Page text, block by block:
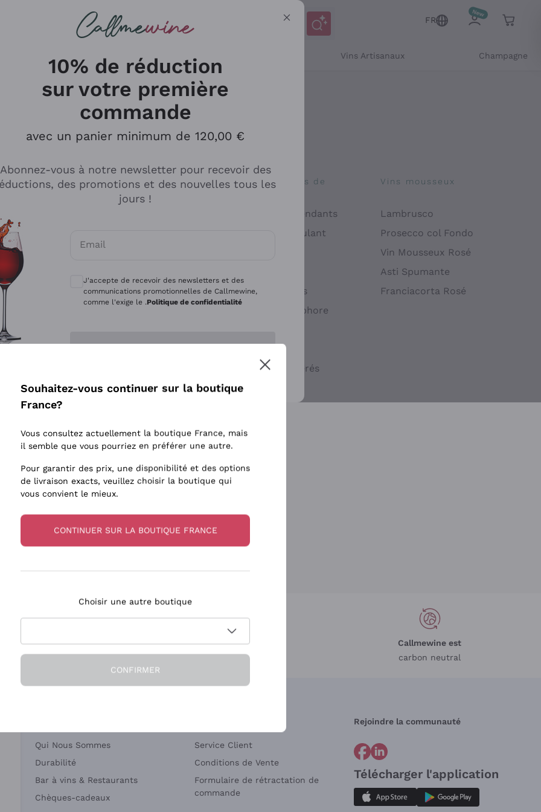
FR
Vins Artisanaux Champagne
Explorer le catalogue
Producteurs
Mascarello Bartolo
Rinaldi Giuseppe
Tenuta San Leonardo
Alessandra Divella
Sedilesu
Ceretto
Les philosophies de
Vignerons Indépendants
Recoltant Manipulant
Levures indigènes
Vins Faits en Amphore
Vins Biologiques
Vins blancs macérés
Vins mousseux
Lambrusco
Prosecco col Fondo
Vin Mousseux Rosé
Asti Spumante
Franciacorta Rosé
en 2-4 jours
en France
Paiement
en 3 fois
Callmewine est
carbon neutral
Qui Nous Sommes
Durabilité
Bar à vins & Restaurants
Chèques-cadeaux
Service Client
Conditions de Vente
Formulaire de rétractation de
commande
Rejoindre la communauté
Télécharger l'application
10% de réduction
sur votre première
commande
avec un panier minimum de 120,00 €
Abonnez-vous à notre newsletter pour recevoir des
des promotions et des nouvelles tous les
jours !
Email
Consentements optionnels pour recevoir des communications et des offres personnalisées
J'accepte de recevoir des newsletters et des
communications promotionnelles de Callmewine,
comme l'exige le .Politique de confidentialité
Enregistre-moi
plus d'informations, veuillez lire notrePolitique de confidentialité
Souhaitez-vous continuer sur la boutique
France?
Vous consultez actuellement la boutique France, mais
il semble que vous pourriez en préférer une autre.
Pour garantir des prix, une disponibilité et des options
de livraison exacts, veuillez choisir la boutique qui
vous convient le mieux.
CONTINUER SUR LA BOUTIQUE FRANCE
Choisir une autre boutique
CONFIRMER